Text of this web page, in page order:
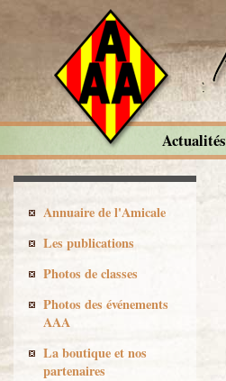
Actualités
Annuaire de l'Amicale
Les publications
Photos de classes
Photos des événements
AAA
La boutique et nos
partenaires